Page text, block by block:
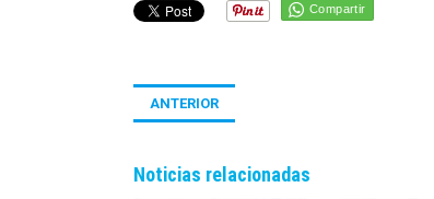
Compartir
ANTERIOR
Noticias relacionadas